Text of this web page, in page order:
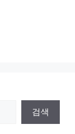
검색